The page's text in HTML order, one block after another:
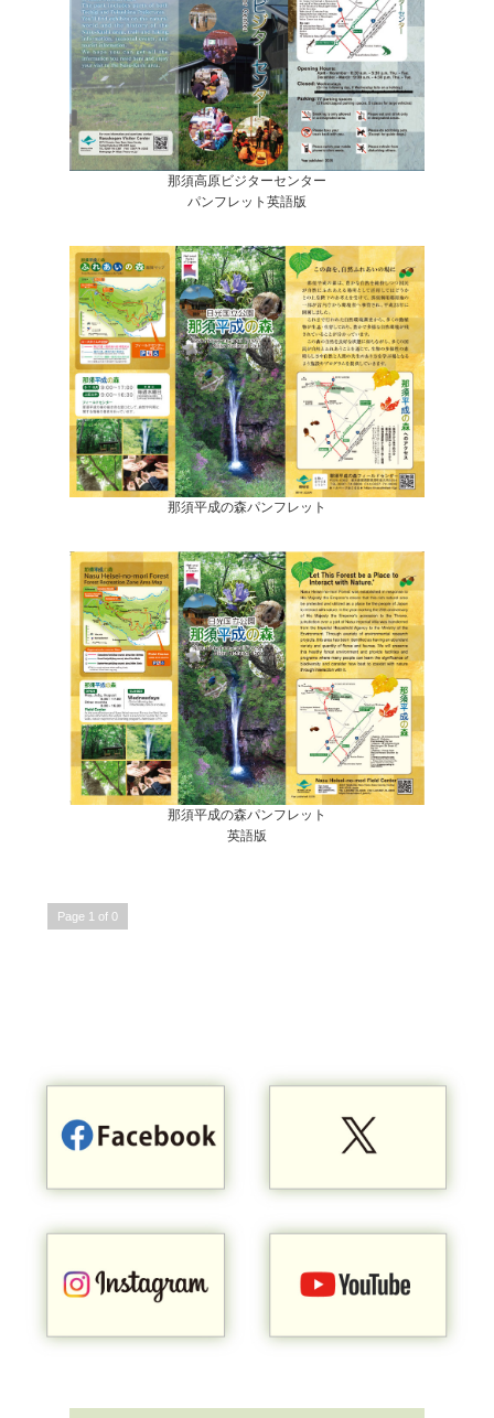
那須高原ビジターセンター
パンフレット英語版
那須平成の森パンフレット
那須平成の森パンフレット
英語版
Page 1 of 0